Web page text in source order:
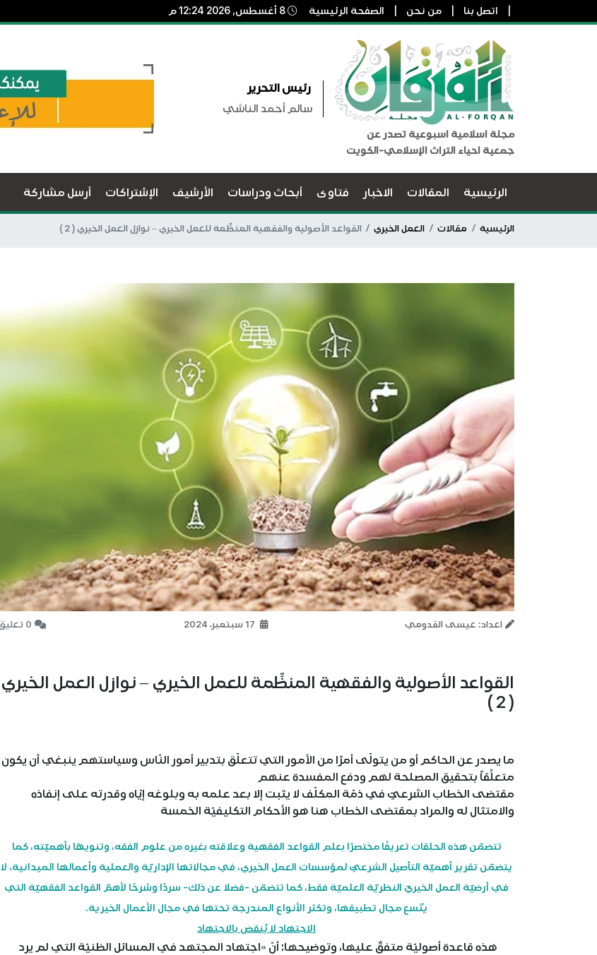
اتصل بنا من نحن الصفحة الرئيسية
مجلة اسلامية اسبوعية تصدر عن
جمعية احياء التراث الإسلامي-الكويت
رئيس التحرير
سالم أحمد الناشي
الرئيسية المقالات الاخبار فتاوى أبحاث ودراسات الأرشيف الإشتراكات أرسل مشاركة
الرئيسية مقالات العمل الخيري القواعد الأصولية والفقهية المنظِّمة للعمل الخيري – نوازل العمل الخيري ( 2 )
اعداد: عيسى القدومي 0 تعليق
القواعد الأصولية والفقهية المنظِّمة للعمل الخيري – نوازل العمل الخيري
( 2 )
ما يصدر عن الحاكم أو من يتولّى أمرًا من الأمور التي تتعلّق بتدبير أمور النّاس وسياستهم ينبغي أن يكون
متعلِّقاً بتحقيق المصلحة لهم ودفع المفسدة عنهم
مقتضى الخطاب الشرعيّ في ذمّة المكلّف لا يثبت إلا بعد علمه به وبلوغه إيّاه وقدرته على إنفاذه
والامتثال له والمراد بمقتضى الخطاب هنا هو الأحكام التكليفيّة الخمسة
تتضمّن هذه الحلقات تعريفًا مختصرًا بعلم القواعد الفقهية وعلاقته بغيره من علوم الفقه، وتنويهًا بأهميّته، كما
يتضمّن تقرير أهميّة التأصيل الشرعيّ لمؤسسات العمل الخيري، في مجالاتها الإداريّة والعملية وأعمالها الميدانية، لا
في أرضيّة العمل الخيريّ النظريّة العلميّة فقط، كما تتضمّن -فضلا عن ذلك- سردًا وشرحًا لأهمّ القواعد الفقهيّة التي
يتّسع مجال تطبيقها، وتكثر الأنواع المندرجة تحتها في مجال الأعمال الخيرية.
الاجتهاد لا يُنقض بالاجتهاد
هذه قاعدة أصوليّة متفقٌ عليها، وتوضيحها: أنّ «اجتهاد المجتهد في المسائل الظنيّة التي لم يرد